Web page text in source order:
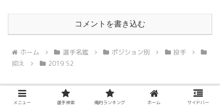
コメントを書き込む
ホーム 選手名鑑 ポジション別
投手
抑え
2019 S2
メニュー 選手検索 俺的ランキング ホーム サイドバー